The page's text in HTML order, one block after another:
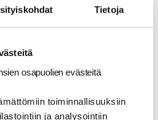
Tietoja
osapuolien evästeitä
toiminnallisuuksiin
ja analysointiin
hetken kiinnostavat
kuullaan esimakua
Loop soittaa 10 000 hittiä
varsinaiset lähetykset
Median viiden muunkin
uusi lasiseinäinen